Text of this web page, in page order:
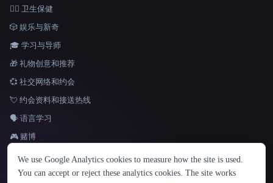
语言
English español Français Русский 简体中文
👩‍⚕️ 卫生保健
🎲 娱乐与新奇
🎓 学习与导师
🎁 礼物创意和推荐
💞 社交网络和约会
💘 约会资料和接送热线
🗣️ 语言学习
🎮 赌博
We use Google Analytics cookies to measure how the site is used.
You can accept or reject these analytics cookies. The site works